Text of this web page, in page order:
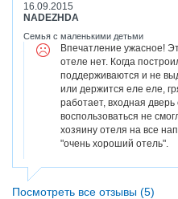
16.09.2015
NADEZHDA
Семья с маленькими детьми
Впечатление ужасное!
отеле нет. Когда
поддерживаются и не
или держится еле еле,
работает, входная
воспользоваться не
хозяину отеля на все
"очень хороший отель".
Посмотреть все отзывы (5)